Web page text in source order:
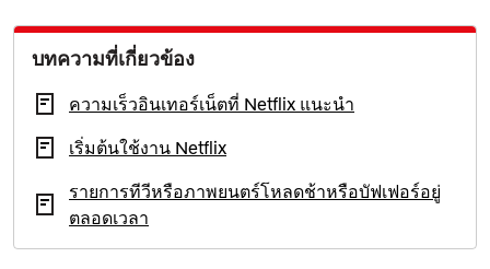
บทความที่เกี่ยวข้อง
ความเร็วอินเทอร์เน็ตที่ Netflix แนะนำ
เริ่มต้นใช้งาน Netflix
รายการทีวีหรือภาพยนตร์โหลดช้าหรือบัฟเฟอร์อยู่
ตลอดเวลา